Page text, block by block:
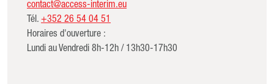
contact@access-interim.eu
Tél. +352 26 54 04 51
Horaires d'ouverture :
Lundi au Vendredi 8h-12h / 13h30-17h30